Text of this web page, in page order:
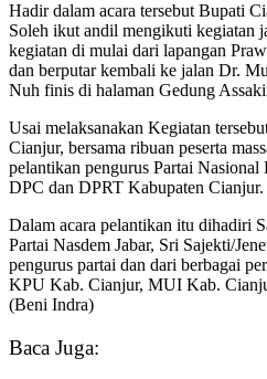
Hadir dalam acara tersebut Bupati
Soleh ikut andil mengikuti kegiatan
kegiatan di mulai dari lapangan
dan berputar kembali ke jalan Dr.
Nuh finis di halaman Gedung
Usai melaksanakan Kegiatan
Cianjur, bersama ribuan peserta
pelantikan pengurus Partai
DPC dan DPRT Kabupaten Cianjur.
Dalam acara pelantikan itu dihadiri
Partai Nasdem Jabar, Sri Sajekti/
pengurus partai dan dari berbagai
KPU Kab. Cianjur, MUI Kab.
(Beni Indra)
Baca Juga: